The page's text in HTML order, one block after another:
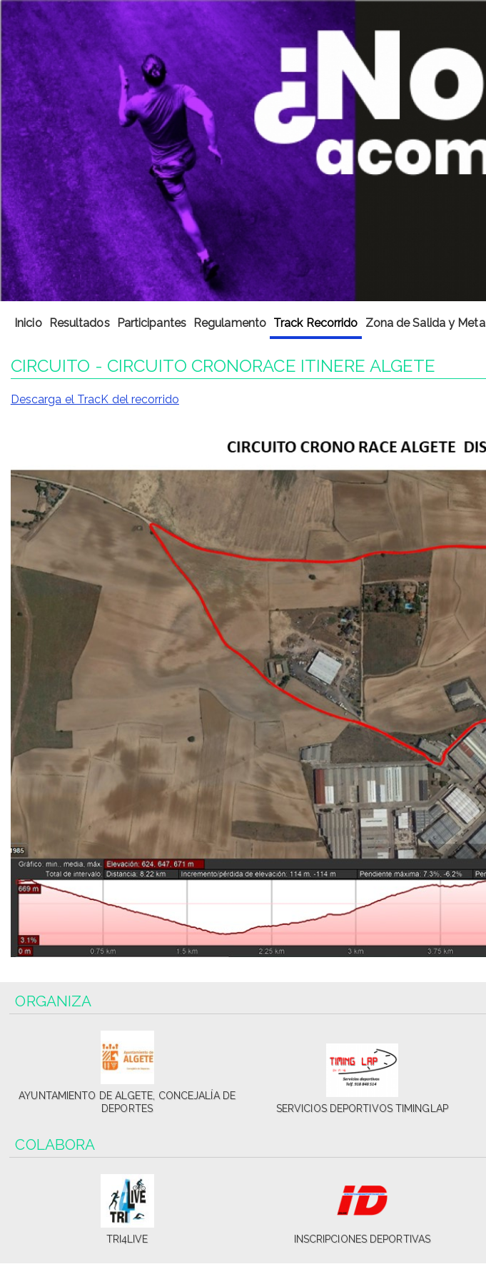
Inicio Resultados Participantes Regulamento Track Recorrido Zona de Salida y Meta
CIRCUITO - CIRCUITO CRONORACE ITINERE ALGETE
Descarga el TracK del recorrido
ORGANIZA
AYUNTAMIENTO DE ALGETE, CONCEJALÍA DE
DEPORTES
SERVICIOS DEPORTIVOS TIMINGLAP
COLABORA
TRI4LIVE INSCRIPCIONES DEPORTIVAS